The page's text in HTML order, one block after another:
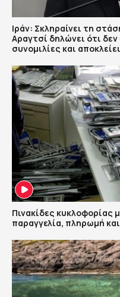
Ιράν: Σκληραίνει τη
Αραγτσί δηλώνει ότι
συνομιλίες και
Πινακίδες κυκλοφορίας
παραγγελία, πληρωμή